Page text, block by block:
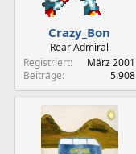
Crazy_Bon
Rear Admiral
Registriert
März 2001
Beiträge
5.908